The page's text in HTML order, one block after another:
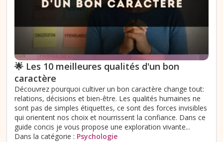
🌟 Les 10 meilleures qualités d'un bon
caractère
Découvrez pourquoi cultiver un bon caractère change tout:
relations, décisions et bien-être. Les qualités humaines ne
sont pas de simples étiquettes, ce sont des forces invisibles
qui orientent nos choix et nourrissent la confiance. Dans ce
guide concis je vous propose une exploration vivante...
Dans la catégorie : Psychologie